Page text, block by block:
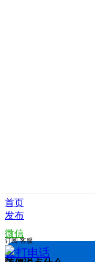
首页
发布
微信
拨打电话
订阅 客服